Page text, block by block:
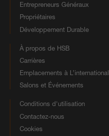
Entrepreneurs Généraux
Propriétaires
Développement Durable
À propos de HSB
Carrières
Emplacements à L’international
Salons et Événements
Conditions d'utilisation
Contactez-nous
Cookies